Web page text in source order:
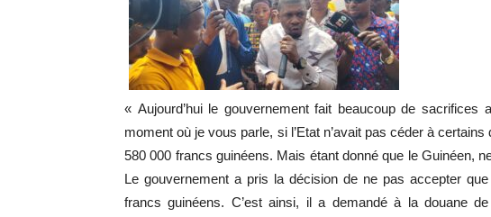
« Aujourd’hui le gouvernement fait beaucoup de sacrifices
moment où je vous parle, si l’Etat n’avait pas céder à
580 000 francs guinéens. Mais étant donné que le Guinéen,
Le gouvernement a pris la décision de ne pas accepter
francs guinéens. C’est ainsi, il a demandé à la douane